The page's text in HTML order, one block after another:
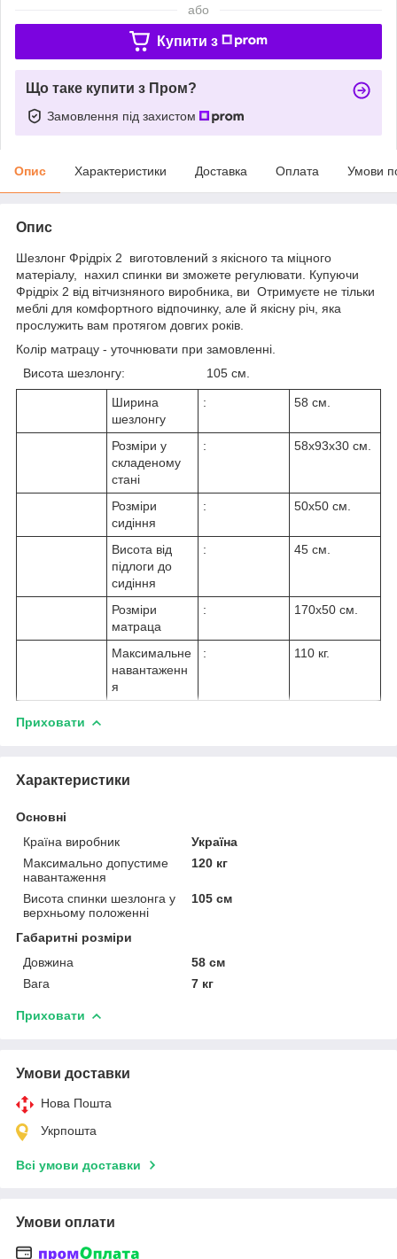
або
Купити з
Що таке купити з Пром?
Замовлення під захистом
Опис Характеристики Доставка Оплата Умови
Опис
Шезлонг Фрідріх 2 виготовлений з якісного та міцного
матеріалу, нахил спинки ви зможете регулювати. Купуючи
Фрідріх 2 від вітчизняного виробника, ви Отримуєте не тільки
меблі для комфортного відпочинку, але й якісну річ, яка
прослужить вам протягом довгих років.
Колір матрацу - уточнювати при замовленні.
Висота шезлонгу: 105 см.
Ширина
шезлонгу
: 58 см.
Розміри у
складеному
стані
: 58х93х30 см.
Розміри
сидіння
: 50х50 см.
Висота від
підлоги до
сидіння
: 45 см.
Розміри
матраца
: 170х50 см.
Максимальне
навантаженн
я
: 110 кг.
Приховати
Характеристики
Основні
Країна виробник
Україна
Максимально допустиме
навантаження
120 кг
Висота спинки шезлонга у
верхньому положенні
105 см
Габаритні розміри
Довжина
58 см
Вага
7 кг
Приховати
Умови доставки
Нова Пошта
Укрпошта
Всі умови доставки
Умови оплати